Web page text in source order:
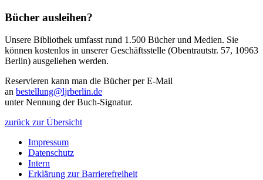
Bücher ausleihen?
Unsere Bibliothek umfasst rund 1.500 Bücher und Medien. Sie
können kostenlos in unserer Geschäftsstelle (Obentrautstr. 57, 10963
Berlin) ausgeliehen werden.
Reservieren kann man die Bücher per E-Mail
an bestellung@ljrberlin.de
unter Nennung der Buch-Signatur.
zurück zur Übersicht
Impressum
Datenschutz
Intern
Erklärung zur Barrierefreiheit